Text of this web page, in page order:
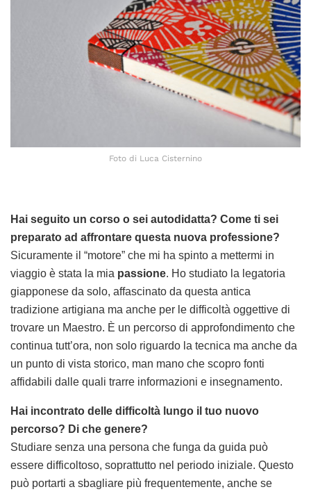
Foto di Luca Cisternino
Hai seguito un corso o sei autodidatta? Come ti sei
preparato ad affrontare questa nuova professione?
Sicuramente il “motore” che mi ha spinto a mettermi in
viaggio è stata la mia passione. Ho studiato la legatoria
giapponese da solo, affascinato da questa antica
tradizione artigiana ma anche per le difficoltà oggettive di
trovare un Maestro. È un percorso di approfondimento che
continua tutt’ora, non solo riguardo la tecnica ma anche da
un punto di vista storico, man mano che scopro fonti
affidabili dalle quali trarre informazioni e insegnamento.
Hai incontrato delle difficoltà lungo il tuo nuovo
percorso? Di che genere?
Studiare senza una persona che funga da guida può
essere difficoltoso, soprattutto nel periodo iniziale. Questo
può portarti a sbagliare più frequentemente, anche se